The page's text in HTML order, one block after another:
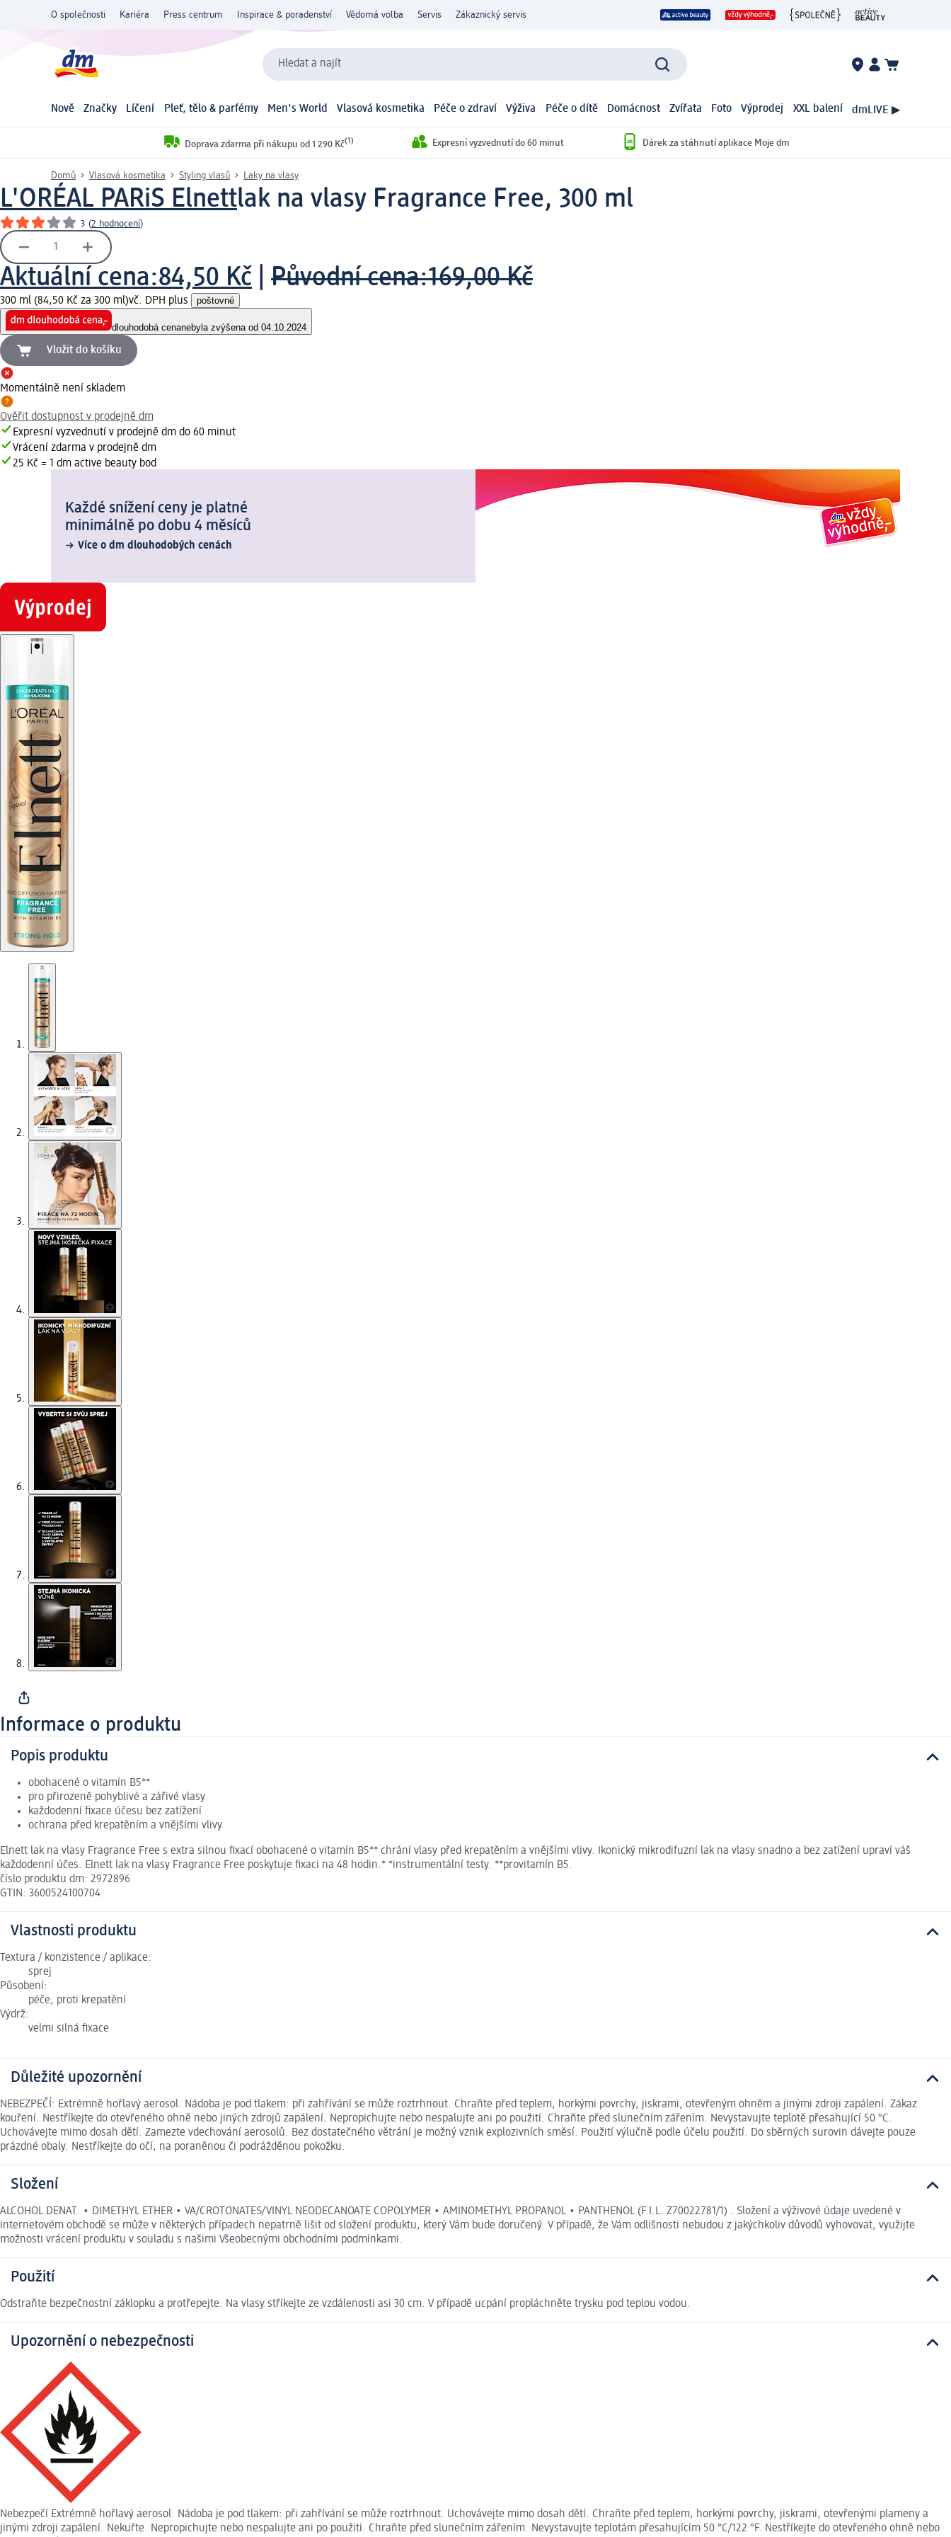
O společnosti Kariéra Press centrum Inspirace & poradenství Vědomá volba Servis Zákaznický servis
Hledat a najít
Nově Značky Líčení Pleť, tělo & parfémy Men's World Vlasová kosmetika Péče o zdraví Výživa Péče o dítě Domácnost Zvířata Foto Výprodej XXL balení dmLIVE ▶
Doprava zdarma při nákupu od 1 290 Kč(1) Expresní vyzvednutí do 60 minut Dárek za stáhnutí aplikace Moje dm
Domů Vlasová kosmetika Styling vlasů Laky na vlasy
L'ORÉAL PARiS Elnettlak na vlasy Fragrance Free, 300 ml
3 (2 hodnocení)
Aktuální cena:84,50 Kč Původní cena:169,00 Kč
300 ml (84,50 Kč za 300 ml)vč. DPH plus poštovné
dlouhodobá cenanebyla zvýšena od 04.10.2024
Vložit do košíku
Momentálně není skladem
Ověřit dostupnost v prodejně dm
Expresní vyzvednutí v prodejně dm do 60 minut
Vrácení zdarma v prodejně dm
25 Kč = 1 dm active beauty bod
Každé snížení ceny je platné
minimálně po dobu 4 měsíců
Více o dm dlouhodobých cenách
Informace o produktu
Popis produktu
obohacené o vitamín B5**
pro přirozeně pohyblivé a zářivé vlasy
každodenní fixace účesu bez zatížení
ochrana před krepatěním a vnějšími vlivy
Elnett lak na vlasy Fragrance Free s extra silnou fixací obohacené o vitamín B5** chrání vlasy před krepatěním a vnějšími vlivy. Ikonický mikrodifuzní lak na vlasy snadno a bez zatížení upraví váš
každodenní účes. Elnett lak na vlasy Fragrance Free poskytuje fixaci na 48 hodin.* *instrumentální testy. **provitamín B5.
číslo produktu dm: 2972896
GTIN: 3600524100704
Vlastnosti produktu
Textura / konzistence / aplikace:
sprej
Působení:
péče, proti krepatění
Výdrž:
velmi silná fixace
Důležité upozornění
NEBEZPEČÍ: Extrémně hořlavý aerosol. Nádoba je pod tlakem: při zahřívání se může roztrhnout. Chraňte před teplem, horkými povrchy, jiskrami, otevřeným ohněm a jinými zdroji zapálení. Zákaz
kouření. Nestříkejte do otevřeného ohně nebo jiných zdrojů zapálení. Nepropichujte nebo nespalujte ani po použití. Chraňte před slunečním zářením. Nevystavujte teplotě přesahující 50 °C.
Uchovávejte mimo dosah dětí. Zamezte vdechování aerosolů. Bez dostatečného větrání je možný vznik explozivních směsí. Použití výlučně podle účelu použití. Do sběrných surovin dávejte pouze
prázdné obaly. Nestříkejte do očí, na poraněnou či podrážděnou pokožku.
Složení
ALCOHOL DENAT. • DIMETHYL ETHER • VA/CROTONATES/VINYL NEODECANOATE COPOLYMER • AMINOMETHYL PROPANOL • PANTHENOL (F.I.L. Z70022781/1) . Složení a výživové údaje uvedené v
internetovém obchodě se může v některých případech nepatrně lišit od složení produktu, který Vám bude doručený. V případě, že Vám odlišnosti nebudou z jakýchkoliv důvodů vyhovovat, využijte
možnosti vrácení produktu v souladu s našimi Všeobecnými obchodními podmínkami.
Použití
Odstraňte bezpečnostní záklopku a protřepejte. Na vlasy stříkejte ze vzdálenosti asi 30 cm. V případě ucpání propláchněte trysku pod teplou vodou.
Upozornění o nebezpečnosti
Nebezpečí Extrémně hořlavý aerosol. Nádoba je pod tlakem: při zahřívání se může roztrhnout. Uchovávejte mimo dosah dětí. Chraňte před teplem, horkými povrchy, jiskrami, otevřenými plameny a
jinými zdroji zapálení. Nekuřte. Nepropichujte nebo nespalujte ani po použití. Chraňte před slunečním zářením. Nevystavujte teplotám přesahujícím 50 °C/122 °F. Nestříkejte do otevřeného ohně nebo